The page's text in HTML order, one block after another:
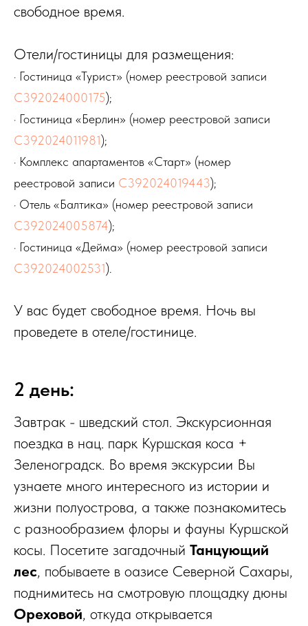
свободное время.
Отели/гостиницы для размещения:
· Гостиница «Турист» (номер реестровой записи
С392024000175);
· Гостиница «Берлин» (номер реестровой записи
С392024011981);
· Комплекс апартаментов «Старт» (номер
реестровой записи С392024019443);
· Отель «Балтика» (номер реестровой записи
С392024005874);
· Гостиница «Дейма» (номер реестровой записи
С392024002531).
У вас будет свободное время. Ночь вы
проведете в отеле/гостинице.
2 день:
Завтрак - шведский стол. Экскурсионная
поездка в нац. парк Куршская коса +
Зеленоградск. Во время экскурсии Вы
узнаете много интересного из истории и
жизни полуострова, а также познакомитесь
с разнообразием флоры и фауны Куршской
косы. Посетите загадочный Танцующий
лес, побываете в оазисе Северной Сахары,
поднимитесь на смотровую площадку дюны
Ореховой, откуда открывается